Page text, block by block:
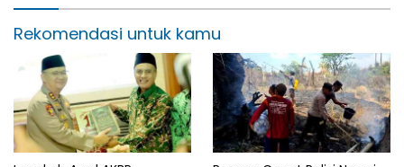
Rekomendasi untuk kamu